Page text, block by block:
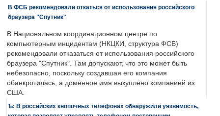
В ФСБ рекомендовали откаться от использования российского
браузера "Спутник"
В Национальном координационном центре по
компьютерным инцидентам (НКЦКИ, структура ФСБ)
рекомендовали отказаться от использования российского
браузера "Спутник". Там допускают, что это может быть
небезопасно, поскольку создавшая его компания
обанкротилась, а доменное имя выкуплено компанией из
США.
Ъ: В российских кнопочных телефонах обнаружили уязвимость,